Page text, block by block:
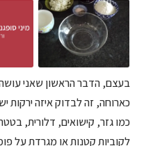
בעצם, הדבר הראשון שאני
כארוחה, זה לבדוק איזה ירקות
כמו גזר, קישואים, דלורית,
לקוביות קטנות או מגרדת על